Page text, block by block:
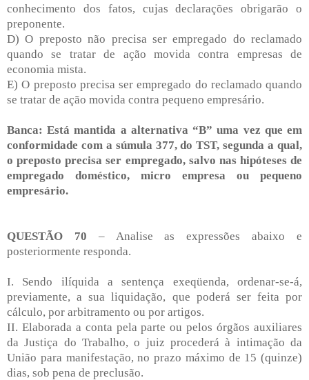
conhecimento dos fatos, cujas declarações obrigarão o
preponente.
D) O preposto não precisa ser empregado do reclamado
quando se tratar de ação movida contra empresas de
economia mista.
E) O preposto precisa ser empregado do reclamado quando
se tratar de ação movida contra pequeno empresário.
Banca: Está mantida a alternativa “B” uma vez que em
conformidade com a súmula 377, do TST, segunda a qual,
o preposto precisa ser empregado, salvo nas hipóteses de
empregado doméstico, micro empresa ou pequeno
empresário.
QUESTÃO 70 – Analise as expressões abaixo e
posteriormente responda.
I. Sendo ilíquida a sentença exeqüenda, ordenar-se-á,
previamente, a sua liquidação, que poderá ser feita por
cálculo, por arbitramento ou por artigos.
II. Elaborada a conta pela parte ou pelos órgãos auxiliares
da Justiça do Trabalho, o juiz procederá à intimação da
União para manifestação, no prazo máximo de 15 (quinze)
dias, sob pena de preclusão.